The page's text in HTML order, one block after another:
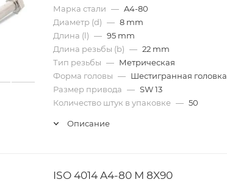
Марка стали — A4-80
Диаметр (d) — 8 mm
Длина (l) — 95 mm
Длина резьбы (b) — 22 mm
Тип резьбы — Метрическая
Форма головы — Шестигранная головка
Размер привода — SW 13
Количество штук в упаковке — 50
Описание
ISO 4014 A4-80 M 8X90